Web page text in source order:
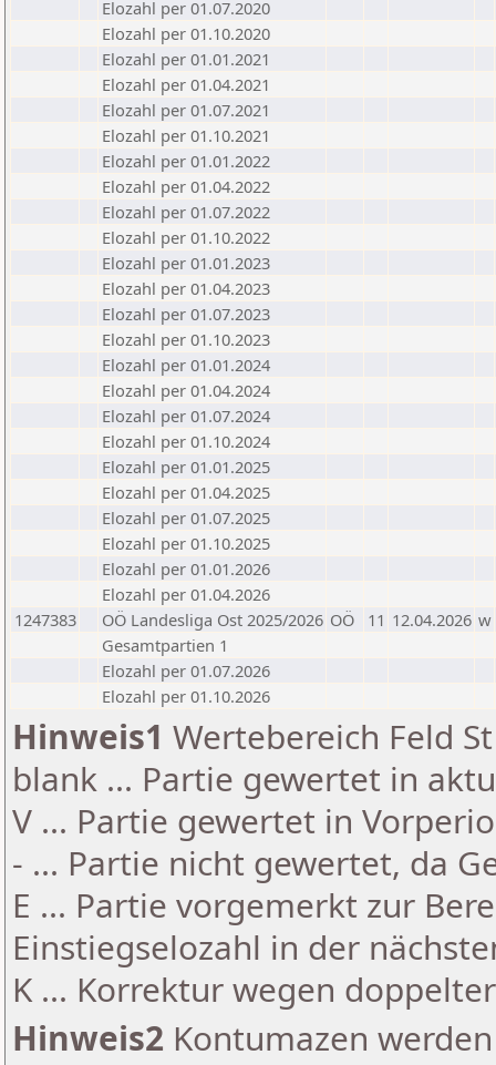
Elozahl per 01.07.2020
Elozahl per 01.10.2020
Elozahl per 01.01.2021
Elozahl per 01.04.2021
Elozahl per 01.07.2021
Elozahl per 01.10.2021
Elozahl per 01.01.2022
Elozahl per 01.04.2022
Elozahl per 01.07.2022
Elozahl per 01.10.2022
Elozahl per 01.01.2023
Elozahl per 01.04.2023
Elozahl per 01.07.2023
Elozahl per 01.10.2023
Elozahl per 01.01.2024
Elozahl per 01.04.2024
Elozahl per 01.07.2024
Elozahl per 01.10.2024
Elozahl per 01.01.2025
Elozahl per 01.04.2025
Elozahl per 01.07.2025
Elozahl per 01.10.2025
Elozahl per 01.01.2026
Elozahl per 01.04.2026
1247383
OÖ Landesliga Ost 2025/2026 OÖ 11 12.04.2026 w
Gesamtpartien 1
Elozahl per 01.07.2026
Elozahl per 01.10.2026
Hinweis1 Wertebereich Feld
blank ... Partie gewertet in
V ... Partie gewertet in
- ... Partie nicht gewertet, da
E ... Partie vorgemerkt zur
Einstiegselozahl in der
K ... Korrektur wegen
Hinweis2 Kontumazen